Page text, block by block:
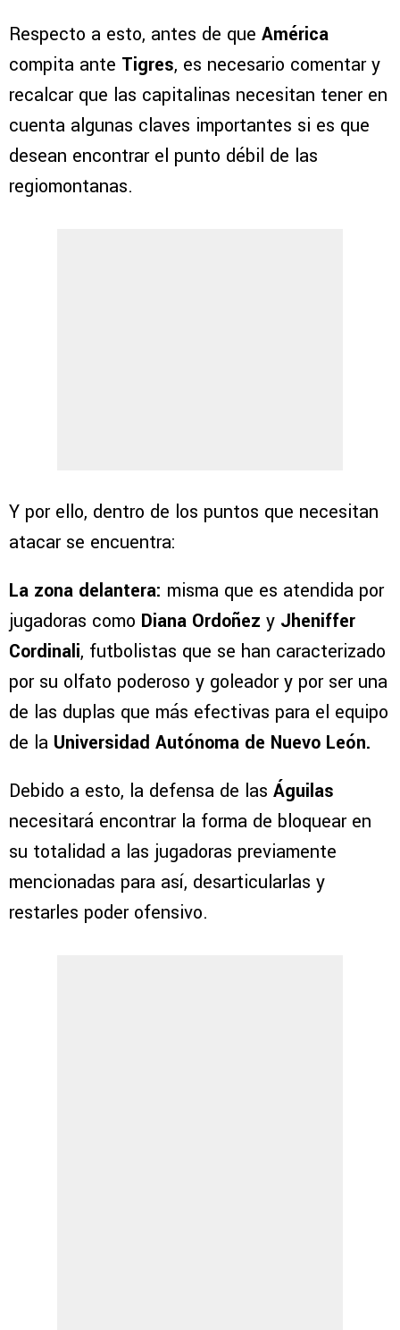
Respecto a esto, antes de que América
compita ante Tigres, es necesario comentar y
recalcar que las capitalinas necesitan tener en
cuenta algunas claves importantes si es que
desean encontrar el punto débil de las
regiomontanas.
Y por ello, dentro de los puntos que necesitan
atacar se encuentra:
La zona delantera: misma que es atendida por
jugadoras como Diana Ordoñez y Jheniffer
Cordinali, futbolistas que se han caracterizado
por su olfato poderoso y goleador y por ser una
de las duplas que más efectivas para el equipo
de la Universidad Autónoma de Nuevo León.
Debido a esto, la defensa de las Águilas
necesitará encontrar la forma de bloquear en
su totalidad a las jugadoras previamente
mencionadas para así, desarticularlas y
restarles poder ofensivo.